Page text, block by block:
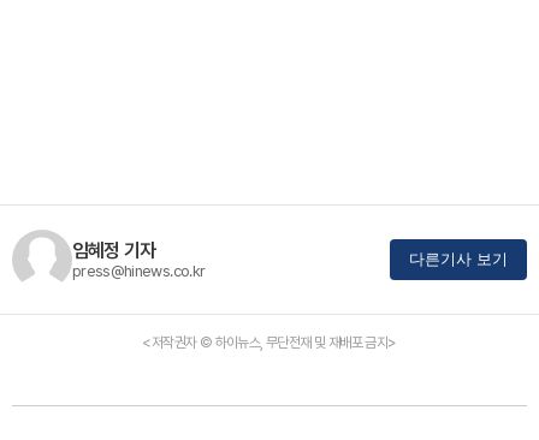
임혜정 기자
press@hinews.co.kr
다른기사 보기
<저작권자 © 하이뉴스, 무단전재 및 재배포 금지>